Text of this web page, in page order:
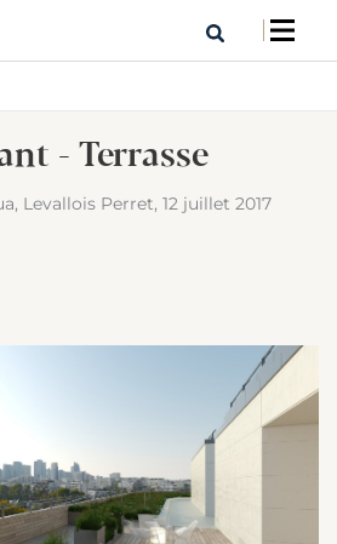
- Terrasse
Levallois Perret, 12 juillet 2017